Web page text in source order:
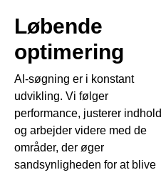
Løbende
optimering
AI-søgning er i konstant
udvikling. Vi følger
performance, justerer indhold
og arbejder videre med de
områder, der øger
sandsynligheden for at blive